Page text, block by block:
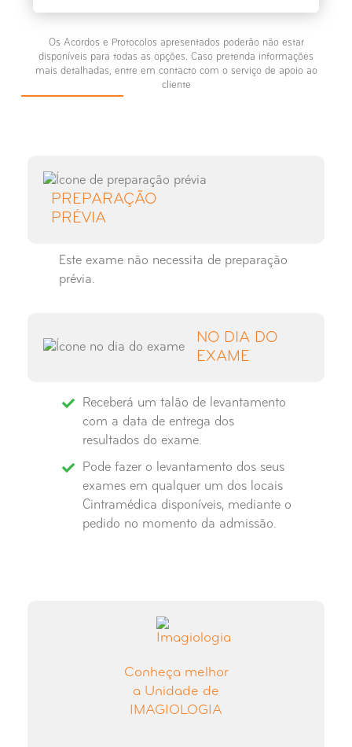
Raio-X Medição dos Membros
Raio-X Ombro
Raio-X Partes Moles - Pescoço
Raio-X Punho
Raio-X Sela Turca
Raio-X Tibio-Társica
Raio-X Tórax
Os Acordos e Protocolos apresentados poderão não estar
disponíveis para todas as opções. Caso pretenda informações
mais detalhadas, entre em contacto com o serviço de apoio ao
cliente
PREPARAÇÃO
PRÉVIA
Este exame não necessita de preparação
prévia.
NO DIA DO
EXAME
Receberá um talão de levantamento
com a data de entrega dos
resultados do exame.
Pode fazer o levantamento dos seus
exames em qualquer um dos locais
Cintramédica disponíveis, mediante o
pedido no momento da admissão.
Conheça melhor
a Unidade de
IMAGIOLOGIA